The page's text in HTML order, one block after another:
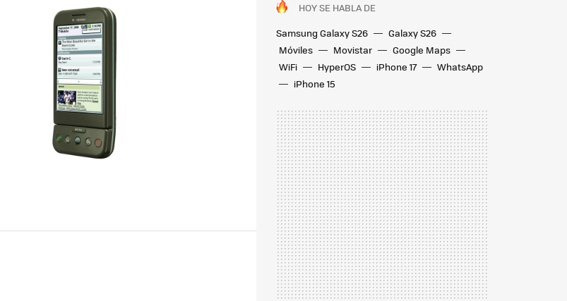
HOY SE HABLA DE
Samsung Galaxy S26
Galaxy S26
Móviles
Movistar
Google Maps
WiFi
HyperOS iPhone 17
WhatsApp
iPhone 15